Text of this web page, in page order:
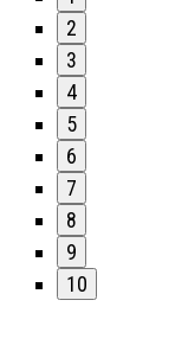
2
3
4
5
6
7
8
9
10